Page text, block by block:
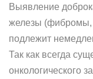
Выявление
железы
подлежит
Так как всегда
онкологического